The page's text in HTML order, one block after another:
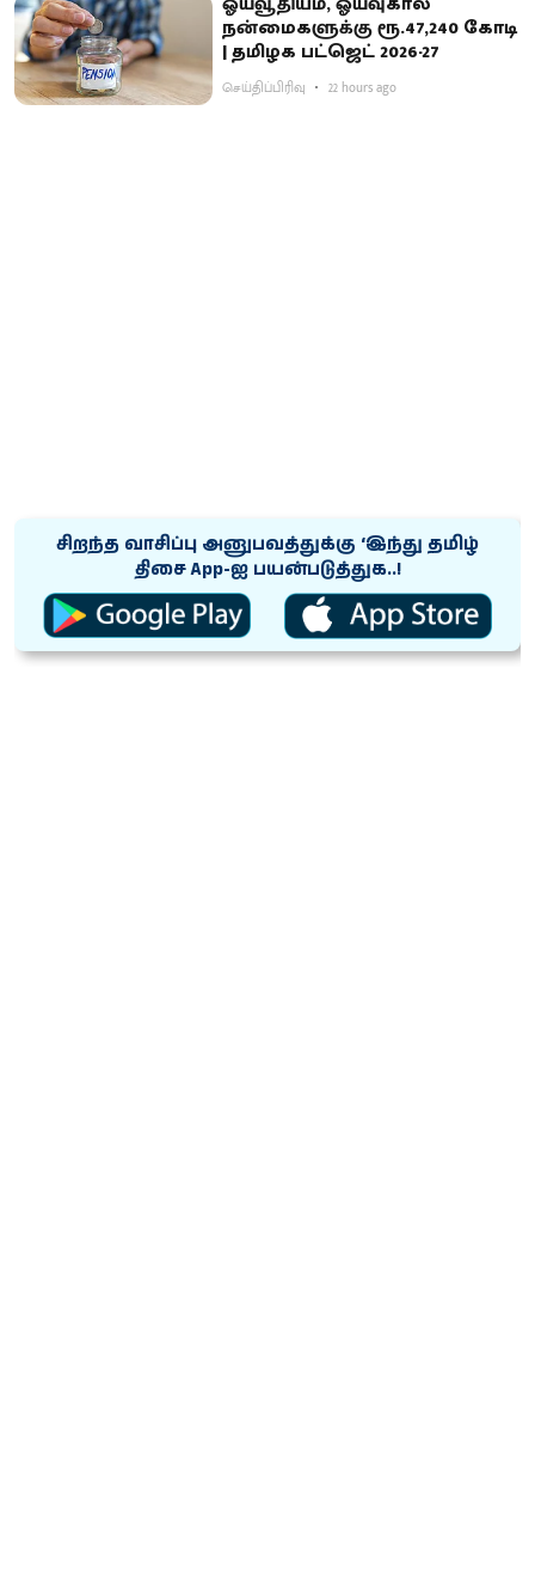
நன்மைகளுக்கு ரூ.47,240 கோடி
| தமிழக பட்ஜெட் 2026-27
செய்திப்பிரிவு 22 hours ago
சிறந்த வாசிப்பு அனுபவத்துக்கு ‘இந்து தமிழ்
திசை App-ஐ பயன்படுத்துக..!